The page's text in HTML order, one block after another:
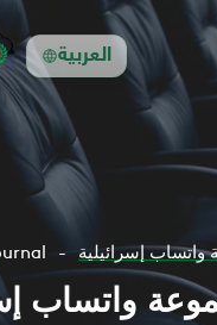
العربية
إسرائيلية
واتساب